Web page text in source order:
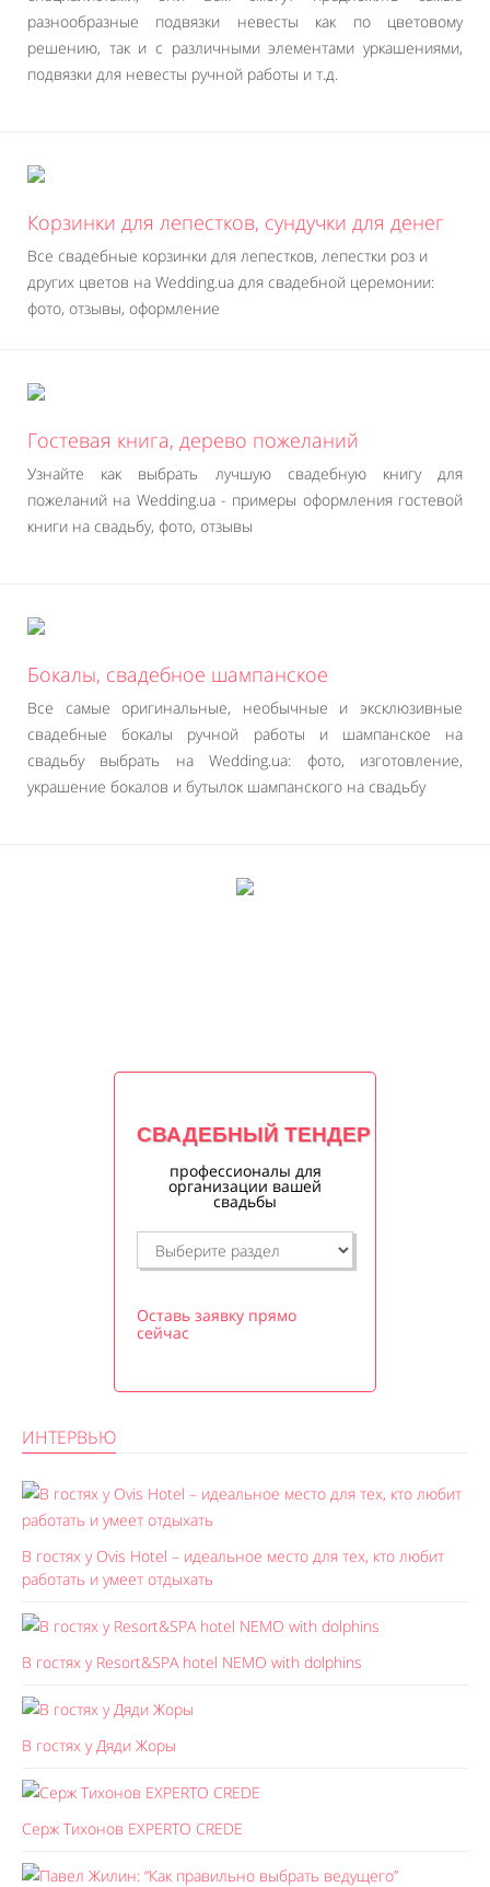
разнообразные подвязки невесты как по цветовому
решению, так и с различными элементами уркашениями,
подвязки для невесты ручной работы и т.д.
Корзинки для лепестков, сундучки для денег
Все свадебные корзинки для лепестков, лепестки роз и
других цветов на Wedding.ua для свадебной церемонии:
фото, отзывы, оформление
Гостевая книга, дерево пожеланий
Узнайте как выбрать лучшую свадебную книгу для
пожеланий на Wedding.ua - примеры оформления гостевой
книги на свадьбу, фото, отзывы
Бокалы, свадебное шампанское
Все самые оригинальные, необычные и эксклюзивные
свадебные бокалы ручной работы и шампанское на
свадьбу выбрать на Wedding.ua: фото, изготовление,
украшение бокалов и бутылок шампанского на свадьбу
СВАДЕБНЫЙ ТЕНДЕР
профессионалы для
организации вашей
свадьбы
Оставь заявку прямо
сейчас
ИНТЕРВЬЮ
В гостях у Ovis Hotel – идеальное место для тех, кто любит
работать и умеет отдыхать
В гостях у Resort&SPA hotel NEMO with dolphins
В гостях у Дяди Жоры
Серж Тихонов EXPERTO CREDE